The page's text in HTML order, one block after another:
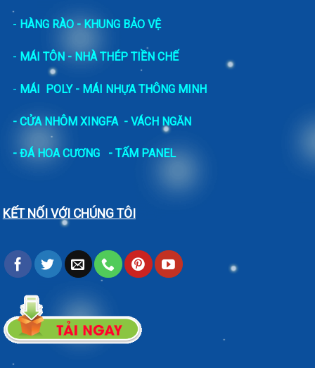
- HÀNG RÀO - KHUNG BẢO VỆ
- MÁI TÔN - NHÀ THÉP TIỀN CHẾ
- MÁI POLY - MÁI NHỰA THÔNG MINH
- CỬA NHÔM XINGFA - VÁCH NGĂN
- ĐÁ HOA CƯƠNG - TẤM PANEL
KẾT NỐI VỚI CHÚNG TÔI